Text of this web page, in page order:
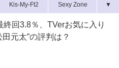
Kis-My-Ft2 Sexy Zone ▼
終回3.8％、TVerお気に入り
元太”の評判は？